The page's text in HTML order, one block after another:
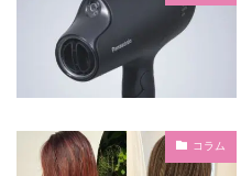
コラム